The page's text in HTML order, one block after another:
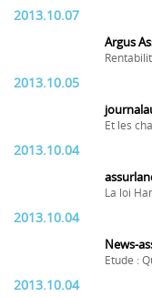
2013.10.07
Argus
2013.10.05
Et les
2013.10.04
La loi
2013.10.04
News-
Etude :
2013.10.04